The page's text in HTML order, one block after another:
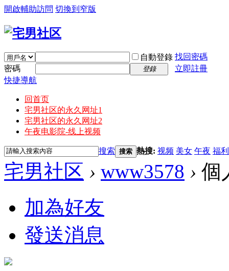
開啟輔助訪問 切換到窄版
自動登錄 找回密碼
密碼
登錄
立即註冊
快捷導航
回首页
宅男社区的永久网址1
宅男社区的永久网址2
午夜电影院-线上视频
搜索 搜索 熱搜: 视频 美女 午夜 福利
宅男社区 › www3578 › 個
加為好友
發送消息